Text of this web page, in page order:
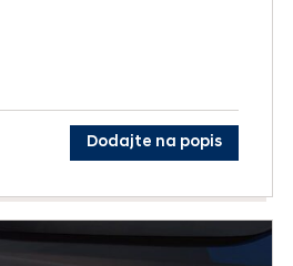
Dodajte na popis